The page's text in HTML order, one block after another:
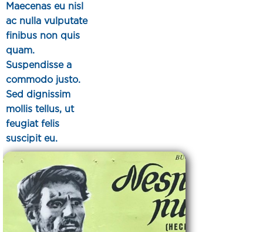
Maecenas eu nisl
ac nulla vulputate
finibus non quis
quam.
Suspendisse a
commodo justo.
Sed dignissim
mollis tellus, ut
feugiat felis
suscipit eu.